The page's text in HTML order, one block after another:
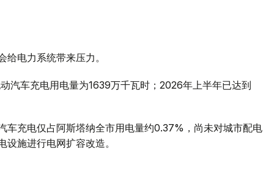
电力系统带来压力。
汽车充电用电量为1639万千瓦时；2026年上半年已达到
车充电仅占阿斯塔纳全市用电量约0.37%，尚未对城市配电
施进行电网扩容改造。